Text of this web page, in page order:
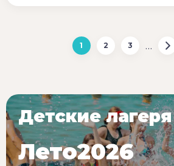
1 2 3 …
Детские
Лето2026